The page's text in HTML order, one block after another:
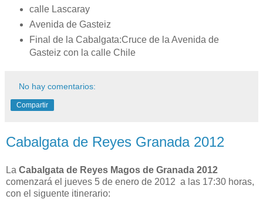
calle Lascaray
Avenida de Gasteiz
Final de la Cabalgata:Cruce de la Avenida de
Gasteiz con la calle Chile
No hay comentarios:
Compartir
Cabalgata de Reyes Granada 2012
La Cabalgata de Reyes Magos de Granada 2012
comenzará el jueves 5 de enero de 2012 a las 17:30 horas,
con el siguente itinerario: